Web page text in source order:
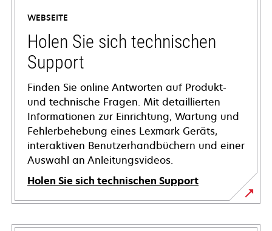
WEBSEITE
Holen Sie sich technischen
Support
Finden Sie online Antworten auf Produkt-
und technische Fragen. Mit detaillierten
Informationen zur Einrichtung, Wartung und
Fehlerbehebung eines Lexmark Geräts,
interaktiven Benutzerhandbüchern und einer
Auswahl an Anleitungsvideos.
Holen Sie sich technischen Support
wird
in